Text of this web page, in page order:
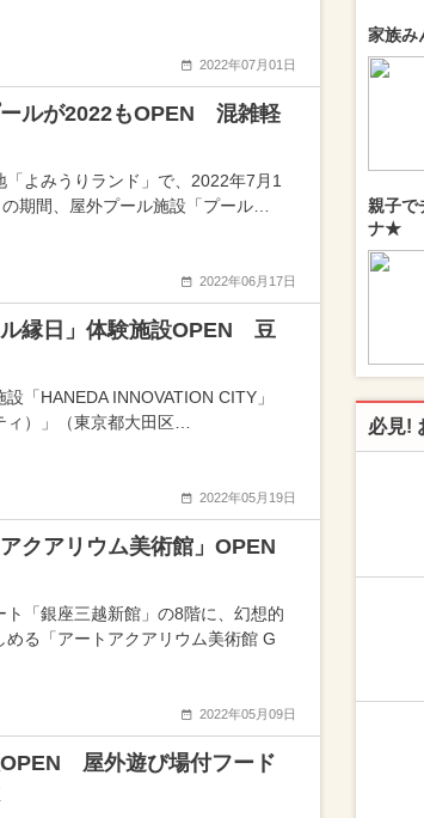
2022年07月01日
ルが2022もOPEN 混雑軽
よみうりランド」で、2022年7月1
期間、屋外プール施設「プール…
2022年06月17日
縁日」体験施設OPEN 豆
「HANEDA INNOVATION CITY」
ィ）」（東京都大田区…
2022年05月19日
クアリウム美術館」OPEN
「銀座三越新館」の8階に、幻想的
る「アートアクアリウム美術館 G
2022年05月09日
屋外遊び場付フード
家族み
親子で
ナ★
必見!